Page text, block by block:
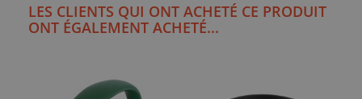
LES CLIENTS QUI ONT ACHETÉ CE PRODUIT
ONT ÉGALEMENT ACHETÉ...